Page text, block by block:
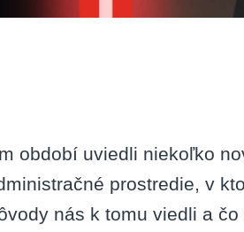
období uviedli niekoľko
prostredie, v
nás k tomu viedli a